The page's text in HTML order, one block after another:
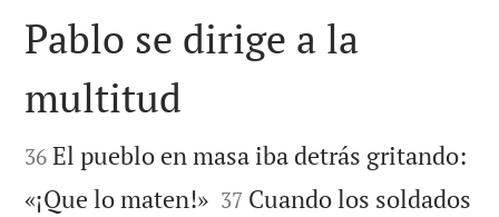

Pablo se dirige a la
multitud

36 El pueblo en masa iba detrás gritando:
«¡Que lo maten!»
37 Cuando los soldados